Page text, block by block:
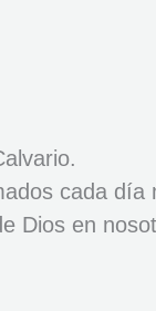
cada día
Dios en